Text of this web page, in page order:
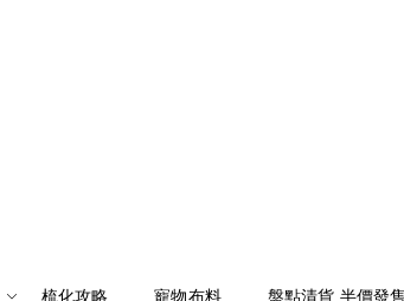
梳化攻略 寵物布料 盤點清貨 半價發